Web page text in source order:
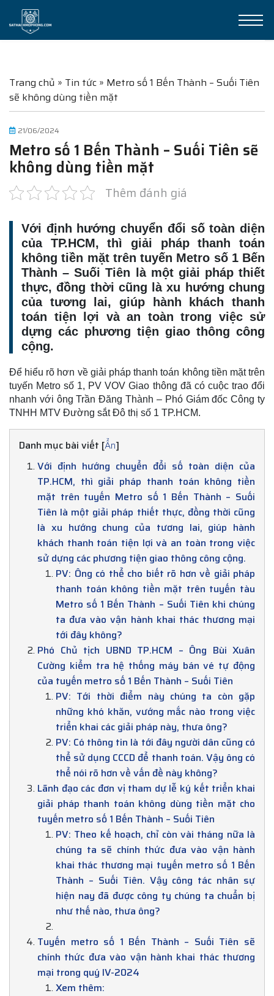
Trang chủ » Tin tức » Metro số 1 Bến Thành – Suối Tiên
sẽ không dùng tiền mặt
21/06/2024
Metro số 1 Bến Thành – Suối Tiên sẽ
không dùng tiền mặt
Thêm đánh giá
Với định hướng chuyển đổi số toàn diện
của TP.HCM, thì giải pháp thanh toán
không tiền mặt trên tuyến Metro số 1 Bến
Thành – Suối Tiên là một giải pháp thiết
thực, đồng thời cũng là xu hướng chung
của tương lai, giúp hành khách thanh
toán tiện lợi và an toàn trong việc sử
dựng các phương tiện giao thông công
cộng.
Để hiểu rõ hơn về giải pháp thanh toán không tiền mặt trên
tuyến Metro số 1, PV VOV Giao thông đã có cuộc trao đổi
nhanh với ông Trần Đăng Thành – Phó Giám đốc Công ty
TNHH MTV Đường sắt Đô thị số 1 TP.HCM.
Danh mục bài viết [Ẩn]
Với định hướng chuyển đổi số toàn diện của
TP.HCM, thì giải pháp thanh toán không tiền
mặt trên tuyến Metro số 1 Bến Thành – Suối
Tiên là một giải pháp thiết thực, đồng thời cũng
là xu hướng chung của tương lai, giúp hành
khách thanh toán tiện lợi và an toàn trong việc
sử dựng các phương tiện giao thông công cộng.
PV: Ông có thể cho biết rõ hơn về giải pháp
thanh toán không tiền mặt trên tuyến tàu
Metro số 1 Bến Thành – Suối Tiên khi chúng
ta đưa vào vận hành khai thác thương mại
tới đây không?
Phó Chủ tịch UBND TP.HCM – Ông Bùi Xuân
Cường kiểm tra hệ thống máy bán vé tự động
của tuyến metro số 1 Bến Thành – Suối Tiên
PV: Tới thời điểm này chúng ta còn gặp
những khó khăn, vướng mắc nào trong việc
triển khai các giải pháp này, thưa ông?
PV: Có thông tin là tới đây người dân cũng có
thể sử dụng CCCD để thanh toán. Vậy ông có
thể nói rõ hơn về vấn đề này không?
Lãnh đạo các đơn vị tham dự lễ ký kết triển khai
giải pháp thanh toán không dùng tiền mặt cho
tuyến metro số 1 Bến Thành – Suối Tiên
PV: Theo kế hoạch, chỉ còn vài tháng nữa là
chúng ta sẽ chính thức đưa vào vận hành
khai thác thương mại tuyến metro số 1 Bến
Thành – Suối Tiên. Vậy công tác nhân sự
hiện nay đã được công ty chúng ta chuẩn bị
như thế nào, thưa ông?
Tuyến metro số 1 Bến Thành – Suối Tiên sẽ
chính thức đưa vào vận hành khai thác thương
mại trong quý IV-2024
Xem thêm: